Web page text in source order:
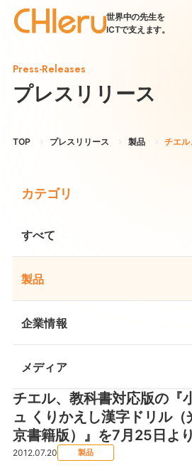
世界中の先生を
ICTで支えます。
Press-Releases
プレスリリース
TOP プレスリリース 製品 チエ
カテゴリ
すべて
製品
企業情報
メディア
チエル、教科書対応版の『
ュ くりかえし漢字ドリル
京書籍版）』を7月25日よ
2012.07.20 製品